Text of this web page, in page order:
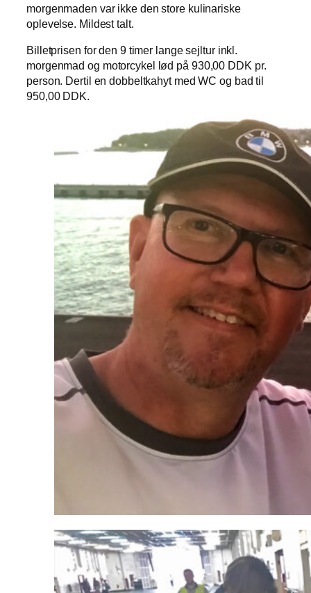
morgenmaden var ikke den store kulinariske
oplevelse. Mildest talt.
Billetprisen for den 9 timer lange sejltur inkl.
morgenmad og motorcykel lød på 930,00 DDK pr.
person. Dertil en dobbeltkahyt med WC og bad til
950,00 DDK.